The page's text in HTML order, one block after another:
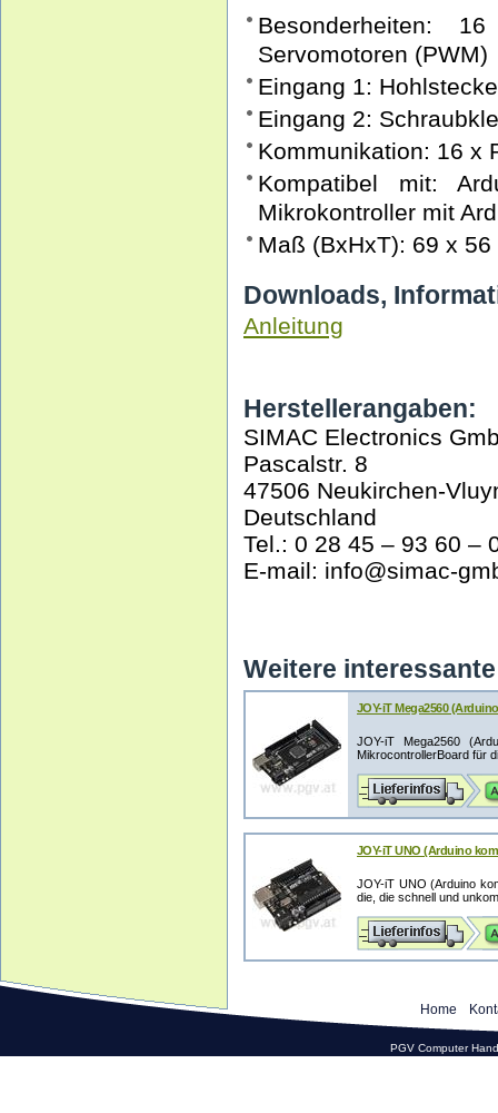
Besonderheiten:
Servomotoren (PWM)
Eingang 1:
Eingang 2:
Kommunikation: 16 x
Kompatibel mit:
Mikrokontroller mit
Maß (BxHxT): 69 x
Downloads,
Anleitung
Herstellerangaben:
SIMAC Electronics
Pascalstr. 8
47506 Neukirchen-
Deutschland
Tel.: 0 28 45 – 93 60 –
E-mail: info@simac-
Weitere
JOY-iT Mega2560
JOY-iT Mega2560
MikrocontrollerBoard für
JOY-iT UNO (Arduino
JOY-iT UNO (Arduino
die, die schnell und
Home
PGV Computer